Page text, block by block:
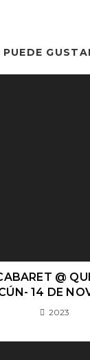
@
14 DE
2023